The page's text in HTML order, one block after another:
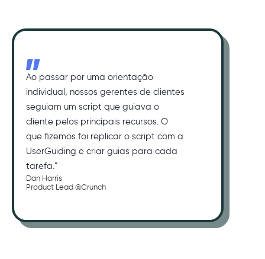
Ao passar por uma orientação
individual, nossos gerentes de clientes
seguiam um script que guiava o
cliente pelos principais recursos. O
que fizemos foi replicar o script com a
UserGuiding e criar guias para cada
tarefa.”
Dan Harris
Product Lead @Crunch